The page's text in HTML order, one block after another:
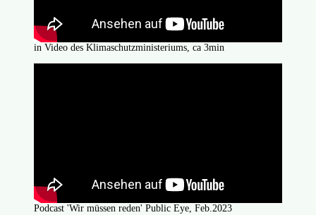
in Video des Klimaschutzministeriums, ca 3min
Podcast 'Wir müssen reden' Public Eye, Feb.2023